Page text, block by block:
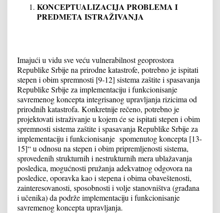
KONCEPTUALIZACIJA PROBLEMA I
PREDMETA ISTRAŽIVANJA
Imajući u vidu sve veću vulnerabilnost geoprostora
Republike Srbije na prirodne katastrofe, potrebno je ispitati
stepen i obim spremnosti [9-12] sistema zaštite i spasavanja
Republike Srbije za implementaciju i funkcionisanje
savremenog koncepta integrisanog upravljanja rizicima od
prirodnih katastrofa. Konkretnije rečeno, potrebno je
projektovati istraživanje u kojem će se ispitati stepen i obim
spremnosti sistema zaštite i spasavanja Republike Srbije za
implementaciju i funkcionisanje spomenutog koncepta [13-
15]“ u odnosu na stepen i obim pripremljenosti sistema,
sprovedenih strukturnih i nestrukturnih mera ublažavanja
posledica, mogućnosti pružanja adekvatnog odgovora na
posledice, oporavka kao i stepena i obima obaveštenosti,
zainteresovanosti, sposobnosti i volje stanovništva (građana
i učenika) da podrže implementaciju i funkcionisanje
savremenog koncepta upravljanja.